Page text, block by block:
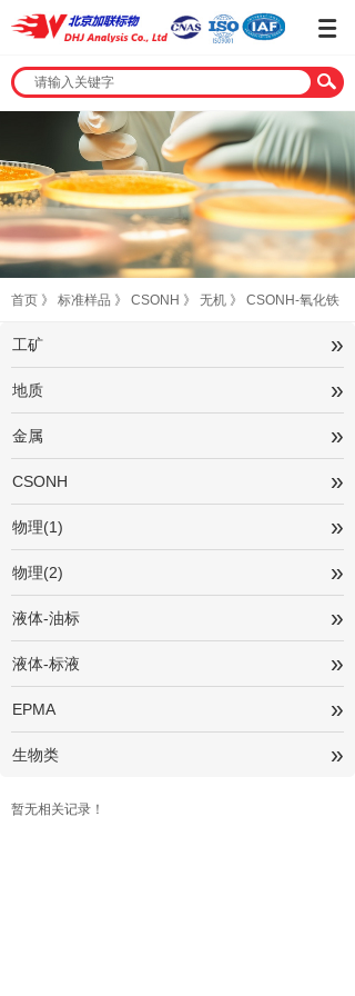
首页 》 标准样品 》 CSONH 》 无机 》 CSONH-氧化铁
工矿 »
地质 »
金属 »
CSONH »
物理(1) »
物理(2) »
液体-油标 »
液体-标液 »
EPMA »
生物类 »
暂无相关记录！